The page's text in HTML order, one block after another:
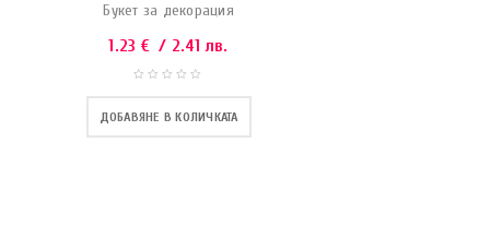
Букет за декорация
1.23 € / 2.41 лв.
ДОБАВЯНЕ В КОЛИЧКАТА